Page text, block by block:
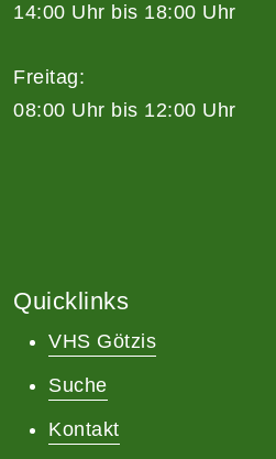
14:00 Uhr bis 18:00 Uhr
Freitag:
08:00 Uhr bis 12:00 Uhr
Quicklinks
VHS Götzis
Suche
Kontakt